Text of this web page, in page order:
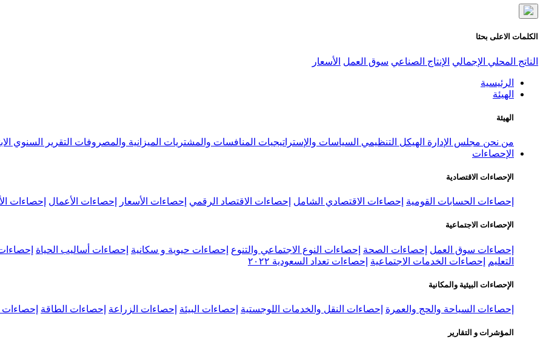
الكلمات الاعلى بحثا
الناتج المحلي الإجمالي الإنتاج الصناعي سوق العمل الأسعار
الرئيسية
الهيئة
الهيئة
من نحن مجلس الإدارة الهيكل التنظيمي السياسات والإستراتيجيات المنافسات والمشتريات الميزانية والمصروفات التقرير السنوي
الإحصاءات
الإحصاءات الاقتصادية
إحصاءات الحسابات القومية إحصاءات الاقتصادي الشامل إحصاءات الاقتصاد الرقمي إحصاءات الأسعار إحصاءات الأعمال إحصاءات
الإحصاءات الاجتماعية
إحصاءات سوق العمل إحصاءات الصحة إحصاءات النوع الاجتماعي والتنوع إحصاءات حيوية و سكانية إحصاءات أساليب الحياة
التعليم
إحصاءات الخدمات الاجتماعية إحصاءات تعداد السعودية ٢٠٢٢
الإحصاءات البيئية والمكانية
إحصاءات السياحة والحج والعمرة إحصاءات النقل والخدمات اللوجستية إحصاءات البيئة إحصاءات الزراعة إحصاءات الطاقة إحصاءات
المؤشرات و التقارير